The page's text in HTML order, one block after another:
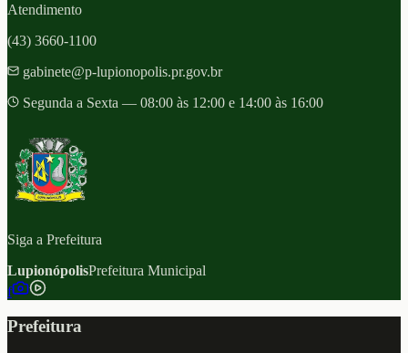
Atendimento
(43) 3660-1100
gabinete@p-lupionopolis.pr.gov.br
Segunda a Sexta — 08:00 às 12:00 e 14:00 às 16:00
Siga a Prefeitura
LupionópolisPrefeitura Municipal
f
Prefeitura